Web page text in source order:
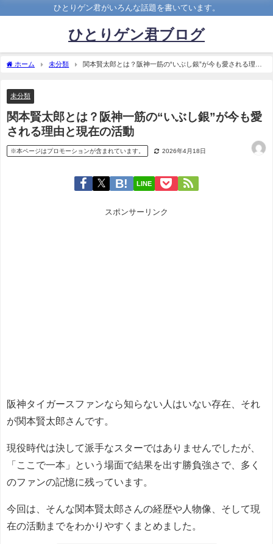
ひとりゲン君がいろんな話題を書いています。
ひとりゲン君ブログ
ホーム 未分類
関本賢太郎とは？阪神一筋の“いぶし銀”が今も愛される理由
未分類
関本賢太郎とは？阪神一筋の“いぶし銀”が今も愛
される理由と現在の活動
※本ページはプロモーションが含まれています。 2026年4月18日
LINE
スポンサーリンク
阪神タイガースファンなら知らない人はいない存在、それ
が関本賢太郎さんです。
現役時代は決して派手なスターではありませんでしたが、
「ここで一本」という場面で結果を出す勝負強さで、多く
のファンの記憶に残っています。
今回は、そんな関本賢太郎さんの経歴や人物像、そして現
在の活動までをわかりやすくまとめました。